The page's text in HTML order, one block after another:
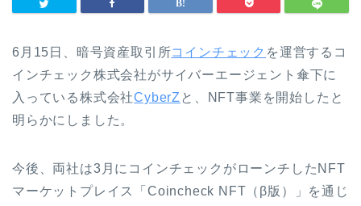
6月15日、暗号資産取引所コインチェック を運営するコ
インチェック株式会社がサイバーエージェント傘下に
入っている株式会社CyberZ と、NFT事業を開始したと
明らかにしました。
今後、両社は3月にコインチェックがローンチしたNFT
マーケットプレイス「Coincheck NFT（β版）」を通じ